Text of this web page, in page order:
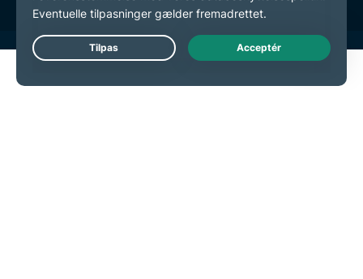
Live Chat